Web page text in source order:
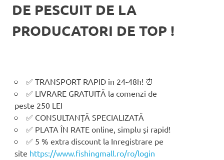
DE PESCUIT DE LA
PRODUCATORI DE TOP !
✅ TRANSPORT RAPID în 24-48h! ⏰
✅ LIVRARE GRATUITĂ la comenzi de
peste 250 LEI
✅ CONSULTANȚĂ SPECIALIZATĂ
✅ PLATA ÎN RATE online, simplu și rapid!
✅ 5 % extra discount la Inregistrare pe
site https://www.fishingmall.ro/ro/login